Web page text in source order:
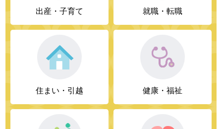
出産・子育て 就職・転職
住まい・引越 健康・福祉